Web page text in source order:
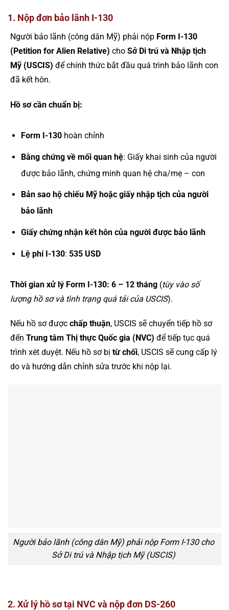
1. Nộp đơn bảo lãnh I-130
Người bảo lãnh (công dân Mỹ) phải nộp Form I-130
(Petition for Alien Relative) cho Sở Di trú và Nhập tịch
Mỹ (USCIS) để chính thức bắt đầu quá trình bảo lãnh con
đã kết hôn.
Hồ sơ cần chuẩn bị:
Form I-130hoàn chỉnh
Bằng chứng về mối quan hệ: Giấy khai sinh của người
được bảo lãnh, chứng minh quan hệ cha/mẹ – con
Bản sao hộ chiếu Mỹ hoặc giấy nhập tịch của người
bảo lãnh
Giấy chứng nhận kết hôn của người được bảo lãnh
Lệ phí I-130: 535 USD
Thời gian xử lý Form I-130: 6 – 12 tháng (tùy vào số
lượng hồ sơ và tình trạng quá tải của USCIS).
Nếu hồ sơ được chấp thuận, USCIS sẽ chuyển tiếp hồ sơ
đến Trung tâm Thị thực Quốc gia (NVC) để tiếp tục quá
trình xét duyệt. Nếu hồ sơ bị từ chối, USCIS sẽ cung cấp lý
do và hướng dẫn chỉnh sửa trước khi nộp lại.
Người bảo lãnh (công dân Mỹ) phải nộp Form I-130 cho
Sở Di trú và Nhập tịch Mỹ (USCIS)
2. Xử lý hồ sơ tại NVC và nộp đơn DS-260